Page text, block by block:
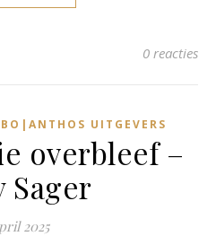
0 reacties
UITGEVERS
overbleef –
Sager
2025